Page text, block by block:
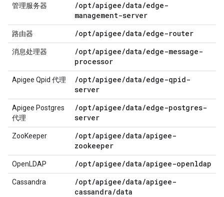
管理服务器 /opt/apigee/data/edge-
management-server
路由器 /opt/apigee/data/edge-router
消息处理器 /opt/apigee/data/edge-message-
processor
Apigee Qpid 代理 /opt/apigee/data/edge-qpid-
server
Apigee Postgres
代理
/opt/apigee/data/edge-postgres-
server
ZooKeeper /opt/apigee/data/apigee-
zookeeper
OpenLDAP /opt/apigee/data/apigee-openldap
Cassandra /opt/apigee/data/apigee-
cassandra/data